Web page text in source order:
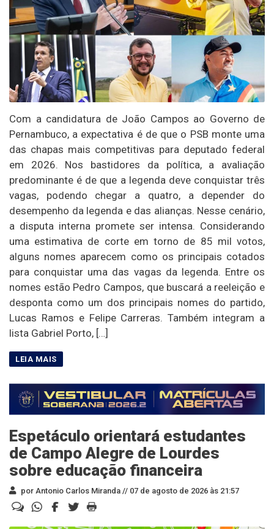
Com a candidatura de João Campos ao Governo de
Pernambuco, a expectativa é de que o PSB monte uma
das chapas mais competitivas para deputado federal
em 2026. Nos bastidores da política, a avaliação
predominante é de que a legenda deve conquistar três
vagas, podendo chegar a quatro, a depender do
desempenho da legenda e das alianças. Nesse cenário,
a disputa interna promete ser intensa. Considerando
uma estimativa de corte em torno de 85 mil votos,
alguns nomes aparecem como os principais cotados
para conquistar uma das vagas da legenda. Entre os
nomes estão Pedro Campos, que buscará a reeleição e
desponta como um dos principais nomes do partido,
Lucas Ramos e Felipe Carreras. Também integram a
lista Gabriel Porto, […]
Espetáculo orientará estudantes
de Campo Alegre de Lourdes
sobre educação financeira
por Antonio Carlos Miranda // 07 de agosto de 2026 às 21:57